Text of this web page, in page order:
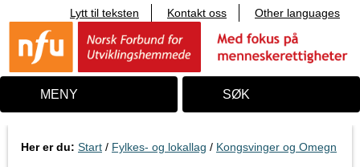
i
n
o
Lytt til teksten Kontakt oss Other languages
MENY SØK
Her er du: Start / Fylkes- og lokallag / Kongsvinger og Omegn